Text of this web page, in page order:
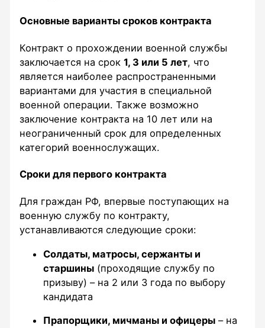
Основные варианты сроков контракта
Контракт о прохождении военной службы
заключается на срок1, 3 или 5 лет, что
является наиболее распространенными
вариантами для участия в специальной
военной операции. Также возможно
заключение контракта на 10 лет или на
неограниченный срок для определенных
категорий военнослужащих.
Сроки для первого контракта
Для граждан РФ, впервые поступающих на
военную службу по контракту,
устанавливаются следующие сроки:
Солдаты, матросы, сержанты и
старшины (проходящие службу по
призыву) – на 2 или 3 года по выбору
кандидата
Прапорщики, мичманы и офицеры – на